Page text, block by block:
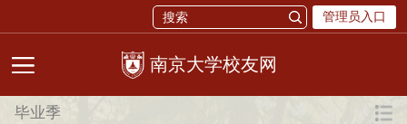
管理员入口
校友网
毕业季